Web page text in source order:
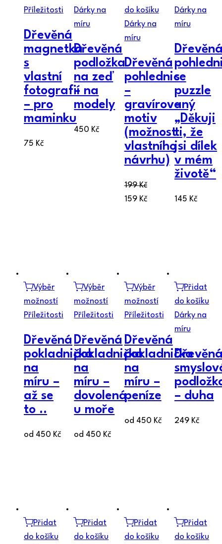
Příležitosti
Dřevěná
magnetka
s
vlastní
fotografií
– pro
maminku
75 Kč
Dárky na
míru
Dřevěná
podložka
na zeď
– na
modely
450 Kč
do košíku
Dárky na
míru
Dřevěná
pohlednice
–
gravírovaný
motiv
(možnost
vlastního
návrhu)
199Kč
159 Kč
Dárky na
míru
s
puzzle
–
„Děkuji
ti, že
jsi dílek
v mém
životě“
145 Kč
Výběr
možností
Příležitosti
Dřevěná
pokladnička
na
míru –
až se
to ..
od 450 Kč
Výběr
možností
Příležitosti
Dřevěná
pokladnička
na
míru –
dovolená
u moře
od 450 Kč
Výběr
možností
Příležitosti
Dřevěná
pokladnička
na
míru –
peníze
od 450 Kč
Přidat
do košíku
Dárky na
míru
– duha
249 Kč
Přidat
do košíku
Přidat
do košíku
Přidat
do košíku
Přidat
do košíku